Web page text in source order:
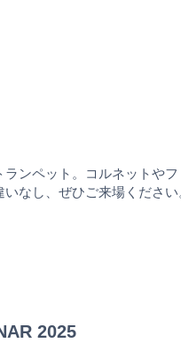
ンペット。コルネットや
なし、ぜひご来場ください
2025